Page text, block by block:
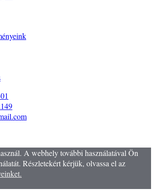
A webhely további használatával Ön
Részletekért kérjük, olvassa el az